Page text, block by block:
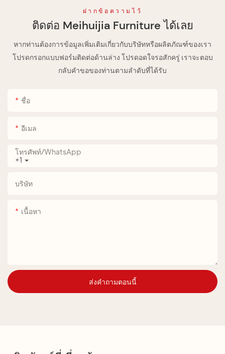
ฝากข้อความไว้
ติดต่อ Meihuijia Furniture ได้เลย
หากท่านต้องการข้อมูลเพิ่มเติมเกี่ยวกับบริษัทหรือผลิตภัณฑ์ของเรา
โปรดกรอกแบบฟอร์มติดต่อด้านล่าง โปรดอดใจรอสักครู่ เราจะตอบ
กลับคำขอของท่านตามลำดับที่ได้รับ
ชื่อ
อีเมล
+1
โทรศัพท์/WhatsApp
บริษัท
เนื้อหา
ส่งคำถามตอนนี้